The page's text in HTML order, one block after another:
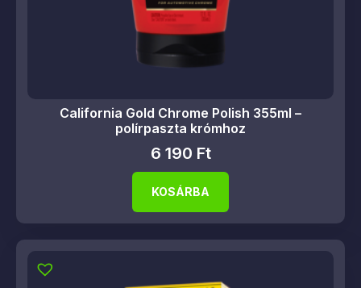
California Gold Chrome Polish 355ml –
polírpaszta krómhoz
6 190 Ft
KOSÁRBA